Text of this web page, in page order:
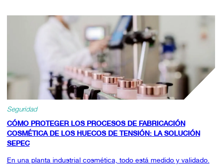
Seguridad
CÓMO PROTEGER LOS PROCESOS DE FABRICACIÓN
COSMÉTICA DE LOS HUECOS DE TENSIÓN: LA SOLUCIÓN
SEPEC
En una planta industrial cosmética, todo está medido y validado.